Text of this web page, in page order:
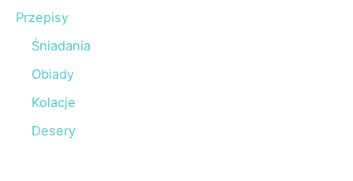
h
Przepisy
Śniadania
Obiady
Kolacje
Desery